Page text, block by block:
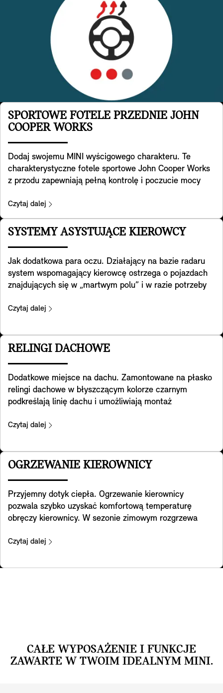
SPORTOWE FOTELE PRZEDNIE JOHN
COOPER WORKS
Dodaj swojemu MINI wyścigowego charakteru. Te
charakterystyczne fotele sportowe John Cooper Works
z przodu zapewniają pełną kontrolę i poczucie mocy
geometrię foteli sportowych, mają zintegrowane
zagłówki i oferują dodatkowe podparcie ramion podczas
pokonywania zakrętów w legendarnym stylu MINI. Z
tyłu znajduje się również wygodna kieszeń. Są one
Czytaj dalej
SYSTEMY ASYSTUJĄCE KIEROWCY
Jak dodatkowa para oczu. Działający na bazie radaru
system wspomagający kierowcę ostrzega o pojazdach
znajdujących się w „martwym polu” i w razie potrzeby
jazdy. Ponadto pomaga wykrywać ruch poprzeczny za
wypadkom z tyłu, np. ostrzegając o zbliżaniu się do
końca korka poprzez miganie świateł awaryjnych. A po
zawarte w tym wyposażeniu zapewniają pomoc tylko w
ściśle określonych granicach. Ostateczna
odpowiedzialność za dostosowanie jazdy do warunków
przyszłości zależy od przepisów obowiązujących w
Czytaj dalej
RELINGI DACHOWE
Dodatkowe miejsce na dachu. Zamontowane na płasko
relingi dachowe w błyszczącym kolorze czarnym
podkreślają linię dachu i umożliwiają montaż
bezpiecznie montować rowery, pojemniki dachowe,
Czytaj dalej
OGRZEWANIE KIEROWNICY
Przyjemny dotyk ciepła. Ogrzewanie kierownicy
pozwala szybko uzyskać komfortową temperaturę
obręczy kierownicy. W sezonie zimowym rozgrzewa
wycieczki są znacznie przyjemniejsze.
Czytaj dalej
CAŁE WYPOSAŻENIE I FUNKCJE
ZAWARTE W TWOIM IDEALNYM MINI.